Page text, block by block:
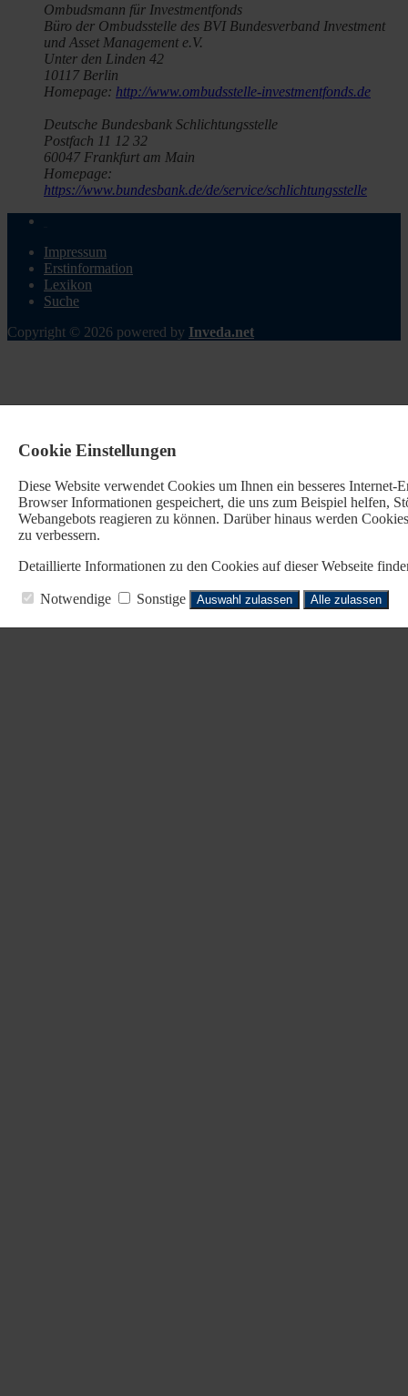
Ombudsmann für Investmentfonds
Büro der Ombudsstelle des BVI Bundesverband Investment
und Asset Management e.V.
Unter den Linden 42
10117 Berlin
Homepage: http://www.ombudsstelle-investmentfonds.de
Deutsche Bundesbank Schlichtungsstelle
Postfach 11 12 32
60047 Frankfurt am Main
Homepage:
https://www.bundesbank.de/de/service/schlichtungsstelle
Impressum
Erstinformation
Lexikon
Suche
Copyright © 2026 powered by Inveda.net
Cookie Einstellungen
Diese Website verwendet Cookies um Ihnen ein besseres
Browser Informationen gespeichert, die uns zum Beispiel helfen,
Webangebots reagieren zu können. Darüber hinaus werden
zu verbessern.
Detaillierte Informationen zu den Cookies auf dieser Webseite
Notwendige Sonstige Auswahl zulassen Alle zulassen